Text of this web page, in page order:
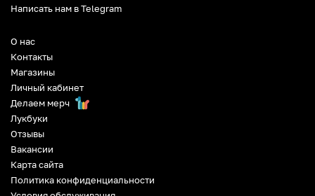
О нас
Контакты
Магазины
Личный кабинет
Делаем мерч
Лукбуки
Отзывы
Вакансии
Карта сайта
Политика конфиденциальности
Написать нам в Telegram